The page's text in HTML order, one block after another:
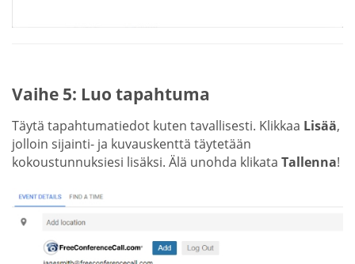
Vaihe 5: Luo tapahtuma
Täytä tapahtumatiedot kuten tavallisesti. Klikkaa Lisää,
jolloin sijainti- ja kuvauskenttä täytetään
kokoustunnuksiesi lisäksi. Älä unohda klikata Tallenna!